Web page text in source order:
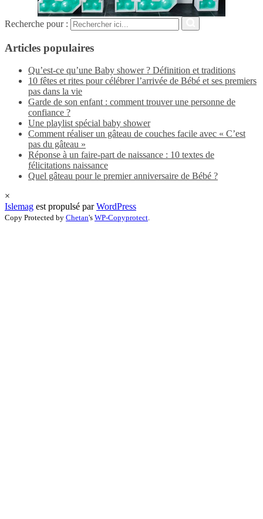
Recherche pour :
Articles populaires
Qu’est-ce qu’une Baby shower ? Définition et traditions
10 fêtes et rites pour célébrer l’arrivée de Bébé et ses premiers
pas dans la vie
Garde de son enfant : comment trouver une personne de
confiance ?
Une playlist spécial baby shower
Comment réaliser un gâteau de couches facile avec « C’est
pas du gâteau »
Réponse à un faire-part de naissance : 10 textes de
félicitations naissance
Quel gâteau pour le premier anniversaire de Bébé ?
×
Islemag est propulsé parWordPress
Copy Protected by Chetan's WP-Copyprotect.